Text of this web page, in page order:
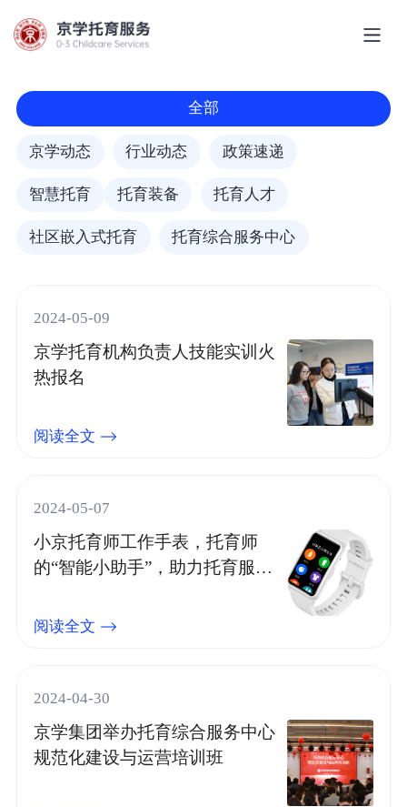
全部
京学动态 行业动态 政策速递
智慧托育 托育装备 托育人才
社区嵌入式托育 托育综合服务中心
2024-05-09
京学托育机构负责人技能实训火
热报名
阅读全文
2024-05-07
小京托育师工作手表，托育师
的“智能小助手”，助力托育服务
阅读全文
2024-04-30
京学集团举办托育综合服务中心
规范化建设与运营培训班